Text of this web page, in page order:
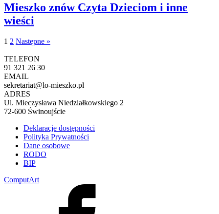
Mieszko znów Czyta Dzieciom i inne
wieści
1 2 Następne »
TELEFON
91 321 26 30
EMAIL
sekretariat@lo-mieszko.pl
ADRES
Ul. Mieczysława Niedziałkowskiego 2
72-600 Świnoujście
Deklaracje dostępności
Polityka Prywatności
Dane osobowe
RODO
BIP
ComputArt